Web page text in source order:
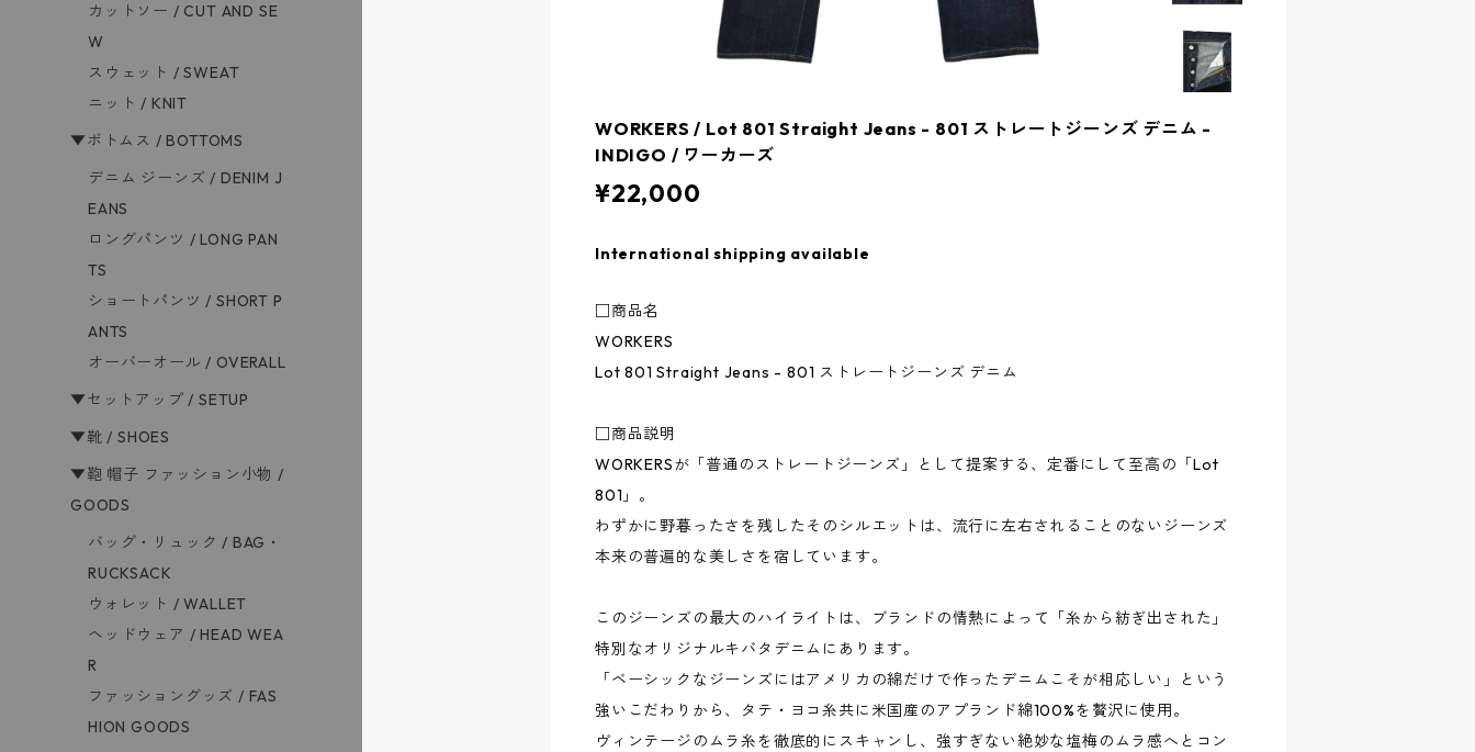
WORKERS / Lot 801 Straight Jeans - 801 ストレートジーンズ デニム -
INDIGO / ワーカーズ
¥22,000
International shipping available
□商品名
WORKERS
Lot 801 Straight Jeans - 801 ストレートジーンズ デニム
□商品説明
WORKERSが「普通のストレートジーンズ」として提案する、定番にして至高の「Lot
801」。
わずかに野暮ったさを残したそのシルエットは、流行に左右されることのないジーンズ
本来の普遍的な美しさを宿しています。
このジーンズの最大のハイライトは、ブランドの情熱によって「糸から紡ぎ出された」
特別なオリジナルキバタデニムにあります。
「ベーシックなジーンズにはアメリカの綿だけで作ったデニムこそが相応しい」という
強いこだわりから、タテ・ヨコ糸共に米国産のアプランド綿100%を贅沢に使用。
ヴィンテージのムラ糸を徹底的にスキャンし、強すぎない絶妙な塩梅のムラ感へとコン
カットソー / CUT AND SE
W
スウェット / SWEAT
ニット / KNIT
▼ボトムス / BOTTOMS
デニム ジーンズ / DENIM J
EANS
ロングパンツ / LONG PAN
TS
ショートパンツ / SHORT P
ANTS
オーバーオール / OVERALL
▼セットアップ / SETUP
▼靴 / SHOES
▼鞄 帽子 ファッション小物 /
GOODS
バッグ・リュック / BAG・
RUCKSACK
ウォレット / WALLET
ヘッドウェア / HEAD WEA
R
ファッショングッズ / FAS
HION GOODS